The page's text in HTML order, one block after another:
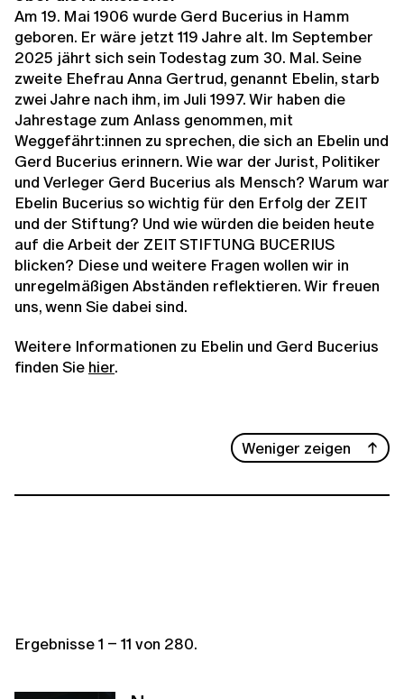
Am 19. Mai 1906 wurde Gerd Bucerius in Hamm
geboren. Er wäre jetzt 119 Jahre alt. Im September
2025 jährt sich sein Todestag zum 30. Mal. Seine
zweite Ehefrau Anna Gertrud, genannt Ebelin, starb
zwei Jahre nach ihm, im Juli 1997. Wir haben die
Jahrestage zum Anlass genommen, mit
Weggefährt:innen zu sprechen, die sich an Ebelin und
Gerd Bucerius erinnern. Wie war der Jurist, Politiker
und Verleger Gerd Bucerius als Mensch? Warum war
Ebelin Bucerius so wichtig für den Erfolg der ZEIT
und der Stiftung? Und wie würden die beiden heute
auf die Arbeit der ZEIT STIFTUNG BUCERIUS
blicken? Diese und weitere Fragen wollen wir in
unregelmäßigen Abständen reflektieren. Wir freuen
uns, wenn Sie dabei sind.
Weitere Informationen zu Ebelin und Gerd Bucerius
finden Sie hier.
Weniger zeigen
Ergebnisse1 – 11 von 280.